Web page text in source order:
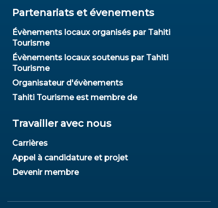
Partenariats et évenements
Évènements locaux organisés par Tahiti
Tourisme
Évènements locaux soutenus par Tahiti
Tourisme
Organisateur d'évènements
Tahiti Tourisme est membre de
Travailler avec nous
Carrières
Appel à candidature et projet
Devenir membre